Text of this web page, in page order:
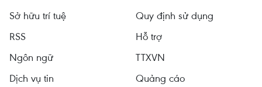
Sở hữu trí tuệ
Quy định sử dụng
RSS
Hỗ trợ
Ngôn ngữ
TTXVN
Dịch vụ tin
Quảng cáo